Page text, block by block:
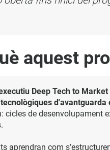
aquest
Deep Tech to Market
cicles de
aprendran com